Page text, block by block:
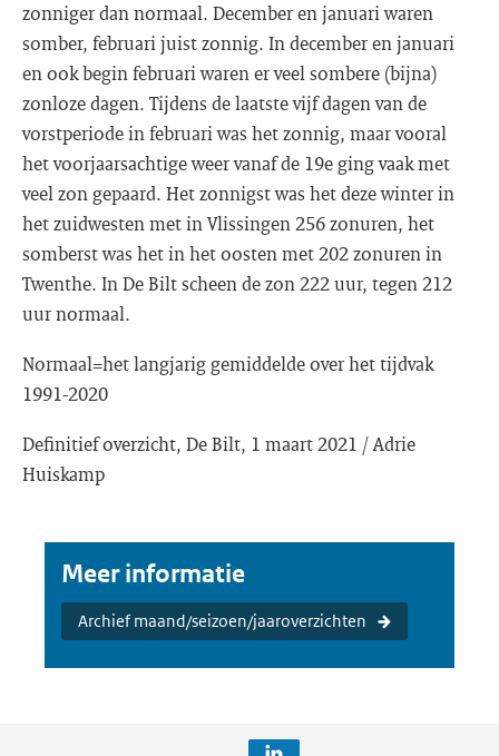
zonniger dan normaal. December en januari waren
somber, februari juist zonnig. In december en januari
en ook begin februari waren er veel sombere (bijna)
zonloze dagen. Tijdens de laatste vijf dagen van de
vorstperiode in februari was het zonnig, maar vooral
het voorjaarsachtige weer vanaf de 19e ging vaak met
veel zon gepaard. Het zonnigst was het deze winter in
het zuidwesten met in Vlissingen 256 zonuren, het
somberst was het in het oosten met 202 zonuren in
Twenthe. In De Bilt scheen de zon 222 uur, tegen 212
uur normaal.
Normaal=het langjarig gemiddelde over het tijdvak
1991-2020
Definitief overzicht, De Bilt, 1 maart 2021 / Adrie
Huiskamp
Meer informatie
Archief maand/seizoen/jaaroverzichten